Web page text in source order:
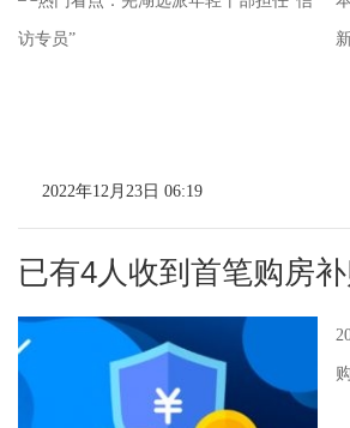
2022年12月23日 06:19
已有4人收到首笔购房